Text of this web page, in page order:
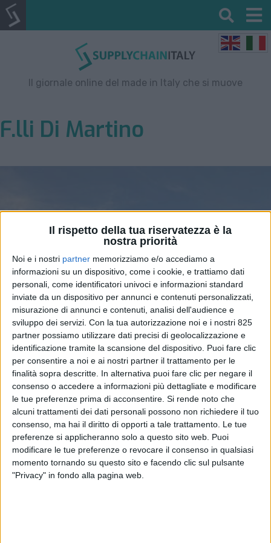
Il rispetto della tua riservatezza è la
nostra priorità
Noi e i nostri partner memorizziamo e/o accediamo a
informazioni su un dispositivo, come i cookie, e trattiamo dati
personali, come identificatori univoci e informazioni standard
inviate da un dispositivo per annunci e contenuti personalizzati,
misurazione di annunci e contenuti, analisi dell'audience e
sviluppo dei servizi. Con la tua autorizzazione noi e i nostri 825
partner possiamo utilizzare dati precisi di geolocalizzazione e
identificazione tramite la scansione del dispositivo. Puoi fare clic
per consentire a noi e ai nostri partner il trattamento per le
finalità sopra descritte. In alternativa puoi fare clic per negare il
consenso o accedere a informazioni più dettagliate e modificare
le tue preferenze prima di acconsentire. Si rende noto che
alcuni trattamenti dei dati personali possono non richiedere il tuo
consenso, ma hai il diritto di opporti a tale trattamento. Le tue
preferenze si applicheranno solo a questo sito web. Puoi
modificare le tue preferenze o revocare il consenso in qualsiasi
momento tornando su questo sito e facendo clic sul pulsante
"Privacy" in fondo alla pagina web.
Il giornale online del made in Italy che si muove
F.lli Di Martino
F.lli Di Martino amplia la
flotta di casse mobili per i
trasporti intermodali
LOGISTICA 13 GENNAIO 2025